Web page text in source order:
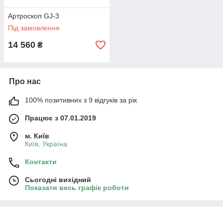
Артроскоп GJ-3
Під замовлення
14 560 ₴
Про нас
100% позитивних з 9 відгуків за рік
Працює з 07.01.2019
м. Київ
Київ, Україна
Контакти
Сьогодні вихідний
Показати весь графік роботи